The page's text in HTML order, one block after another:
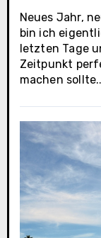
Neues Jahr,
bin ich
letzten Tage
Zeitpunkt
machen